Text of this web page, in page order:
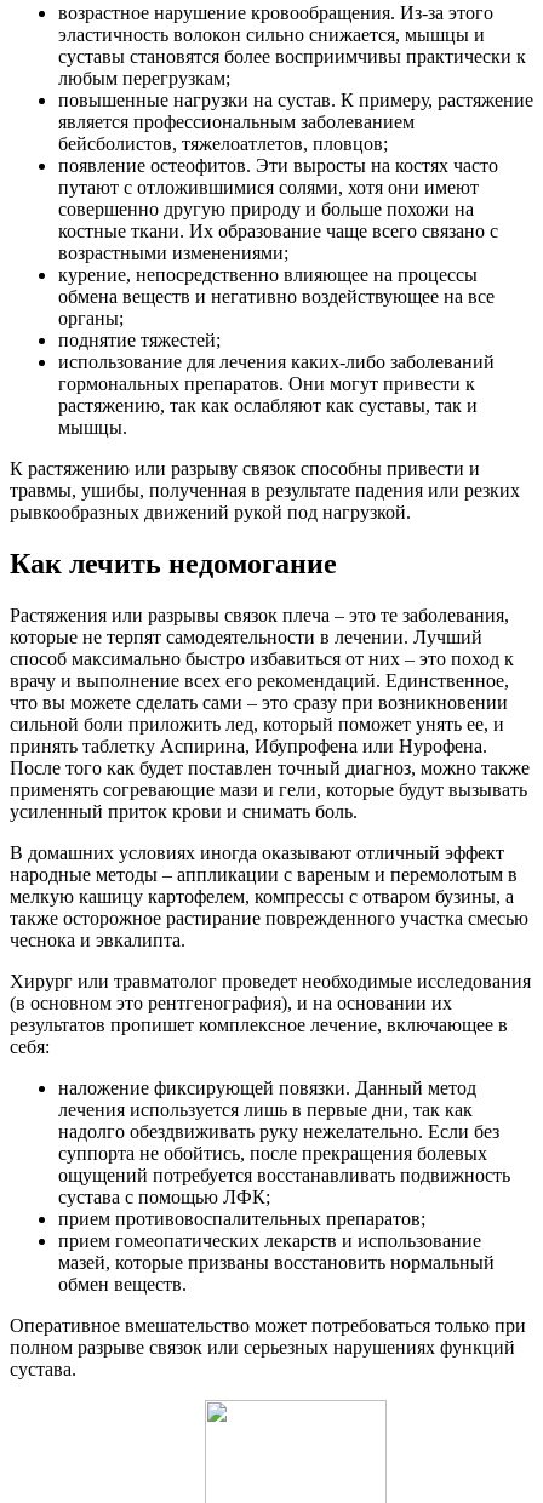
возрастное нарушение кровообращения. Из-за этого
эластичность волокон сильно снижается, мышцы и
суставы становятся более восприимчивы практически к
любым перегрузкам;
повышенные нагрузки на сустав. К примеру, растяжение
является профессиональным заболеванием
бейсболистов, тяжелоатлетов, пловцов;
появление остеофитов. Эти выросты на костях часто
путают с отложившимися солями, хотя они имеют
совершенно другую природу и больше похожи на
костные ткани. Их образование чаще всего связано с
возрастными изменениями;
курение, непосредственно влияющее на процессы
обмена веществ и негативно воздействующее на все
органы;
поднятие тяжестей;
использование для лечения каких-либо заболеваний
гормональных препаратов. Они могут привести к
растяжению, так как ослабляют как суставы, так и
мышцы.
К растяжению или разрыву связок способны привести и
травмы, ушибы, полученная в результате падения или резких
рывкообразных движений рукой под нагрузкой.
Как лечить недомогание
Растяжения или разрывы связок плеча – это те заболевания,
которые не терпят самодеятельности в лечении. Лучший
способ максимально быстро избавиться от них – это поход к
врачу и выполнение всех его рекомендаций. Единственное,
что вы можете сделать сами – это сразу при возникновении
сильной боли приложить лед, который поможет унять ее, и
принять таблетку Аспирина, Ибупрофена или Нурофена.
После того как будет поставлен точный диагноз, можно также
применять согревающие мази и гели, которые будут вызывать
усиленный приток крови и снимать боль.
В домашних условиях иногда оказывают отличный эффект
народные методы – аппликации с вареным и перемолотым в
мелкую кашицу картофелем, компрессы с отваром бузины, а
также осторожное растирание поврежденного участка смесью
чеснока и эвкалипта.
Хирург или травматолог проведет необходимые исследования
(в основном это рентгенография), и на основании их
результатов пропишет комплексное лечение, включающее в
себя:
наложение фиксирующей повязки. Данный метод
лечения используется лишь в первые дни, так как
надолго обездвиживать руку нежелательно. Если без
суппорта не обойтись, после прекращения болевых
ощущений потребуется восстанавливать подвижность
сустава с помощью ЛФК;
прием противовоспалительных препаратов;
прием гомеопатических лекарств и использование
мазей, которые призваны восстановить нормальный
обмен веществ.
Оперативное вмешательство может потребоваться только при
полном разрыве связок или серьезных нарушениях функций
сустава.